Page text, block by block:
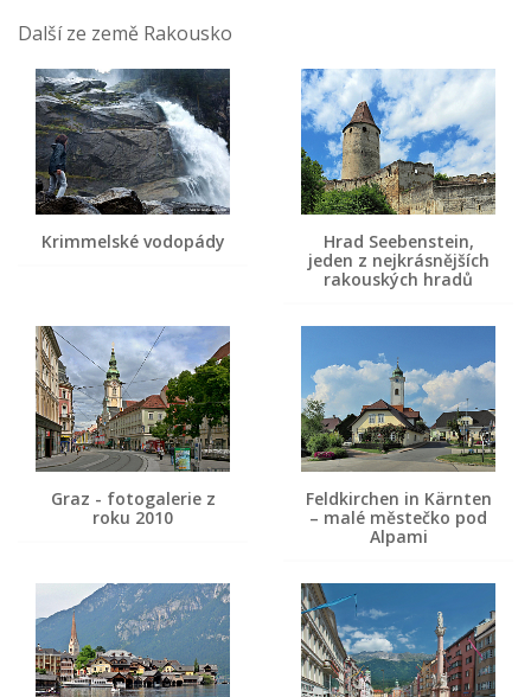
Další ze země Rakousko
Krimmelské vodopády
Hrad Seebenstein,
jeden z nejkrásnějších
rakouských hradů
Graz - fotogalerie z
roku 2010
Feldkirchen in Kärnten
– malé městečko pod
Alpami